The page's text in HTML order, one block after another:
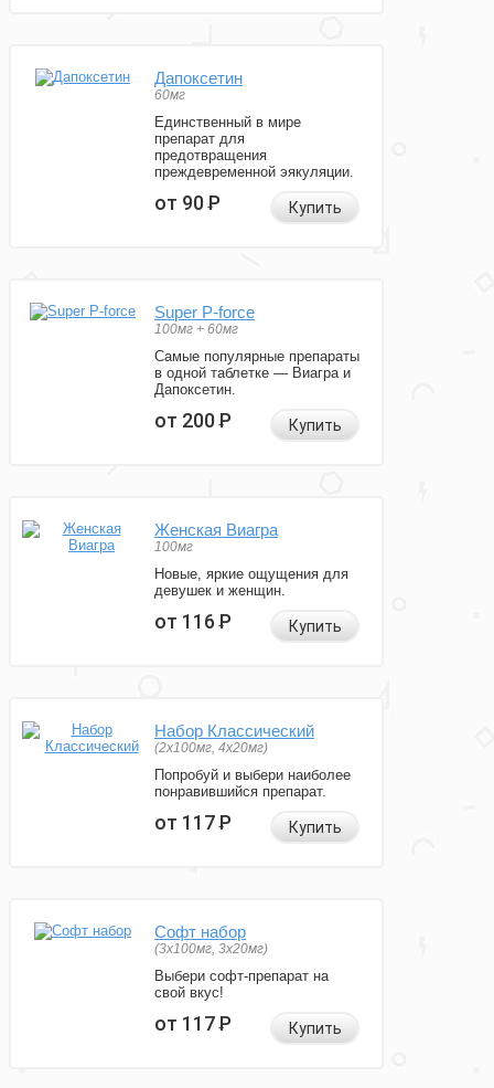
Дапоксетин
60мг
Единственный в мире
препарат для
предотвращения
преждевременной эякуляции.
от 90Р Купить
Super P-force
100мг + 60мг
Самые популярные препараты
в одной таблетке — Виагра и
Дапоксетин.
от 200Р Купить
Женская Виагра
100мг
Новые, яркие ощущения для
девушек и женщин.
от 116Р Купить
Набор Классический
(2x100мг, 4x20мг)
Попробуй и выбери наиболее
понравившийся препарат.
от 117Р Купить
Софт набор
(3x100мг, 3x20мг)
Выбери софт-препарат на
свой вкус!
от 117Р Купить